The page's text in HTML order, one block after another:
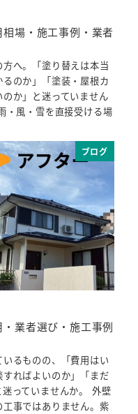
場・施工事例・業者
へ。「塗り替えは本当
のか」「塗装・屋根カ
か」と迷っていません
・風・雪を直接受ける場
ブログ
業者選び・施工事例
るものの、「費用はい
ればよいのか」「まだ
っていませんか。 外壁
事ではありません。紫